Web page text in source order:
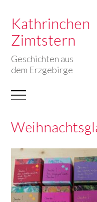
Kathrinchen
Zimtstern
Geschichten aus
dem Erzgebirge